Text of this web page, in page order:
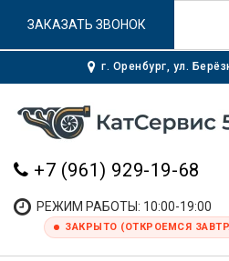
г. Оренбург, ул.
+7 (961) 929-19-68
РЕЖИМ РАБОТЫ: 10:00-19:00
ЗАКРЫТО (ОТКРОЕМСЯ
ЗАКАЗАТЬ ЗВОНОК